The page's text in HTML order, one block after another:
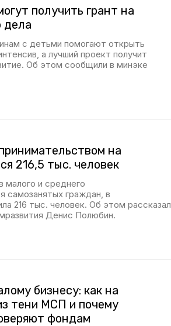
получить грант на
дела
с детьми помогают открыть
а лучший проект получит
Об этом сообщили в минэке
на
216,5 тыс. человек
малого и среднего
самозанятых граждан, в
216 тыс. человек. Об этом рассказал
Денис Полюбин.
бизнесу: как на
тени МСП и почему
фондам